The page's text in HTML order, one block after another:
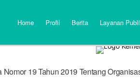
Home Profil Berita Layanan
19 Tahun 2019 Tentang